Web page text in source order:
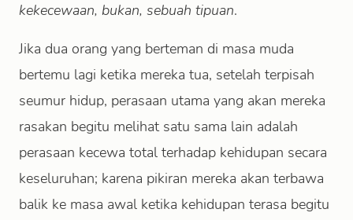
kekecewaan, bukan, sebuah tipuan.
Jika dua orang yang berteman di masa muda
bertemu lagi ketika mereka tua, setelah terpisah
seumur hidup, perasaan utama yang akan mereka
rasakan begitu melihat satu sama lain adalah
perasaan kecewa total terhadap kehidupan secara
keseluruhan; karena pikiran mereka akan terbawa
balik ke masa awal ketika kehidupan terasa begitu